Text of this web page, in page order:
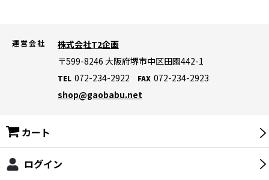
運営会社
株式会社T2企画
〒599-8246 大阪府堺市中区田園442-1
TEL 072-234-2922 FAX 072-234-2923
shop@gaobabu.net
ログイン
カート